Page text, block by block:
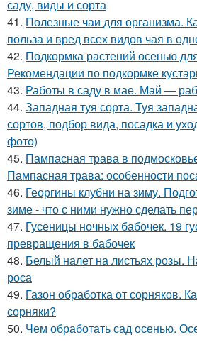
саду, виды и сорта
41. Полезные чаи для организма.
польза и вред всех видов чая в
42. Подкормка растений осенью
Рекомендации по подкормке
43. Работы в саду в мае. Май —
44. Западная туя сорта. Туя
сортов, подбор вида, посадка и
фото)
45. Пампасная трава в
Пампасная трава: особенности
46. Георгины клубни на зиму.
зиме - что с ними нужно сделать
47. Гусеницы ночных бабочек. 19
превращения в бабочек
48. Белый налет на листьях розы.
роса
49. Газон обработка от сорняков.
сорняки?
50. Чем обработать сад осенью.